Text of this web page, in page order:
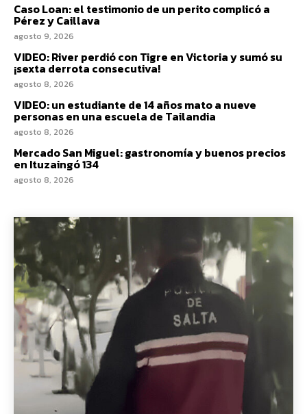
Caso Loan: el testimonio de un perito complicó a
Pérez y Caillava
agosto 9, 2026
VIDEO: River perdió con Tigre en Victoria y sumó su
¡sexta derrota consecutiva!
agosto 8, 2026
VIDEO: un estudiante de 14 años mato a nueve
personas en una escuela de Tailandia
agosto 8, 2026
Mercado San Miguel: gastronomía y buenos precios
en Ituzaingó 134
agosto 8, 2026